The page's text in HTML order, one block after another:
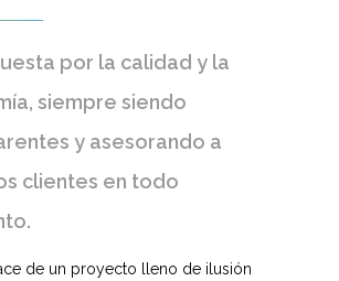
por la calidad y la
siempre siendo
y asesorando a
clientes en todo
de un proyecto lleno de ilusión